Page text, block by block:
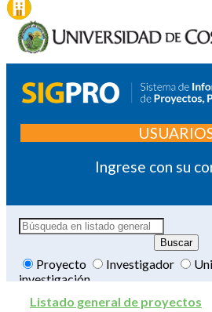
Ingrese con su
Proyecto Investigador
investigación
Listado general de proyectos